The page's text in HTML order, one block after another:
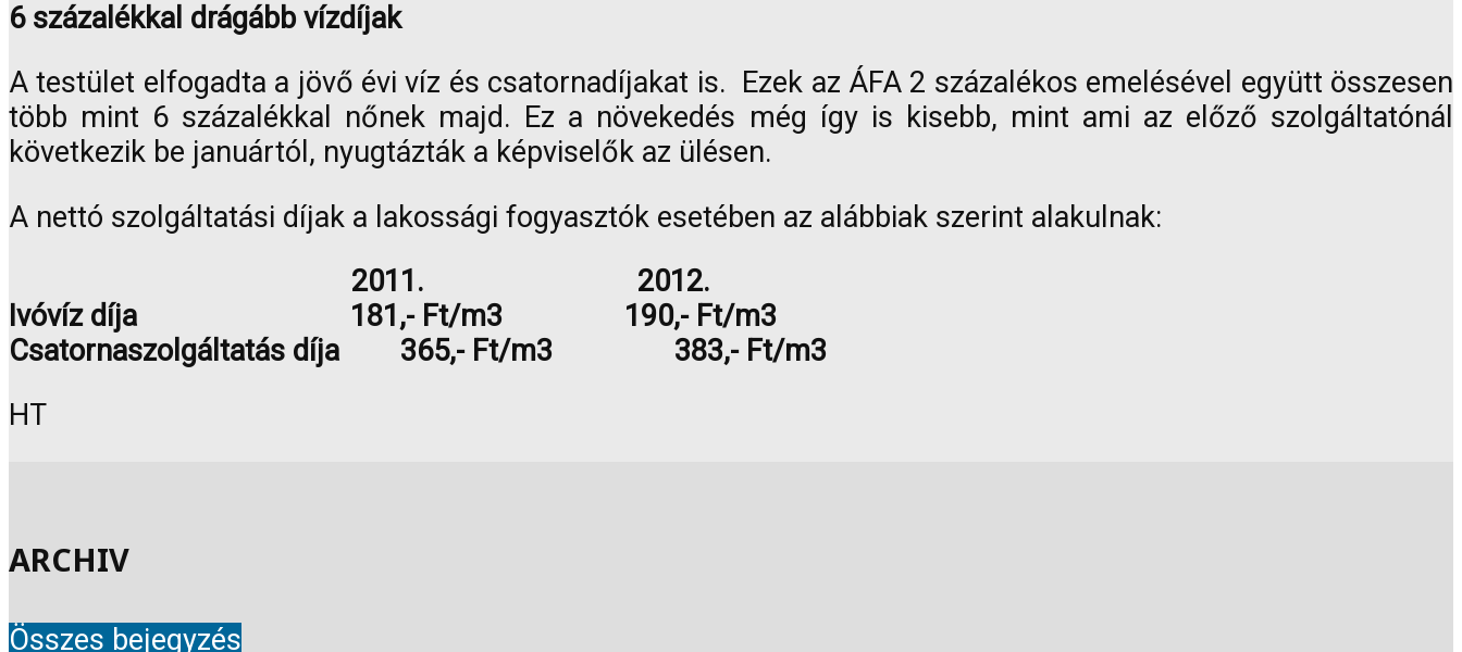
6 százalékkal drágább vízdíjak
A testület elfogadta a jövő évi víz és csatornadíjakat is. Ezek az ÁFA 2 százalékos emelésével együtt összesen
több mint 6 százalékkal nőnek majd. Ez a növekedés még így is kisebb, mint ami az előző szolgáltatónál
következik be januártól, nyugtázták a képviselők az ülésen.
A nettó szolgáltatási díjak a lakossági fogyasztók esetében az alábbiak szerint alakulnak:
2011. 2012.
Ivóvíz díja 181,- Ft/m3 190,- Ft/m3
Csatornaszolgáltatás díja 365,- Ft/m3 383,- Ft/m3
HT
ARCHIV
Összes bejegyzés